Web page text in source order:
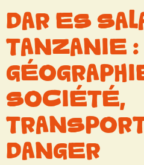
DAR ES
TANZANIE
SOCIÉTÉ,
DANGER